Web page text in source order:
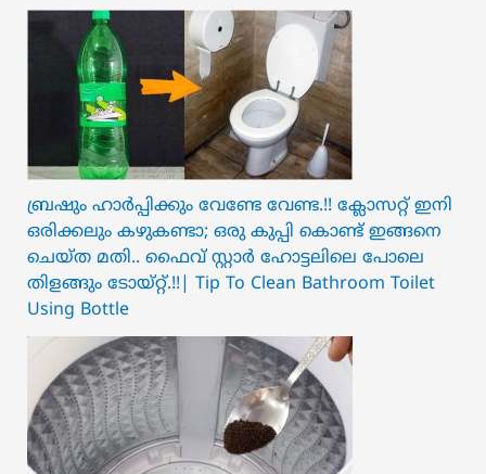
ബ്രഷും ഹാർപ്പിക്കും വേണ്ടേ വേണ്ട.!! ക്ലോസറ്റ് ഇനി
ഒരിക്കലും കഴുകണ്ടാ; ഒരു കുപ്പി കൊണ്ട് ഇങ്ങനെ
ചെയ്ത മതി.. ഫൈവ് സ്റ്റാർ ഹോട്ടലിലെ പോലെ
തിളങ്ങും ടോയ്റ്റ്.!!| Tip To Clean Bathroom Toilet
Using Bottle